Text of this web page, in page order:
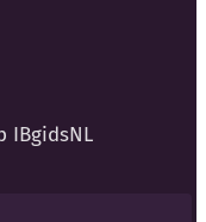
IBgidsNL